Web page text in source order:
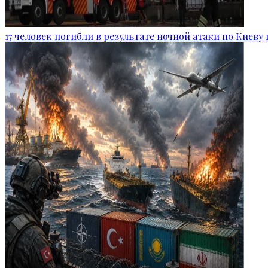
17 человек погибли в результате ночной атаки по Киеву